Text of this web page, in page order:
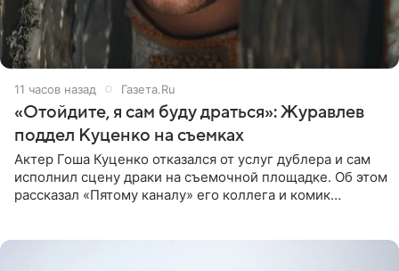
11 часов назад Газета.Ru
«Отойдите, я сам буду драться»: Журавлев
поддел Куценко на съемках
Актер Гоша Куценко отказался от услуг дублера и сам
исполнил сцену драки на съемочной площадке. Об этом
рассказал «Пятому каналу» его коллега и комик